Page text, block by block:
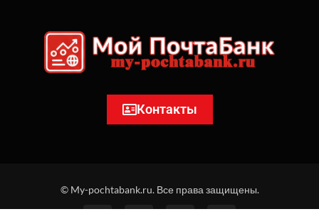
Контакты
© My-pochtabank.ru. Все права защищены.